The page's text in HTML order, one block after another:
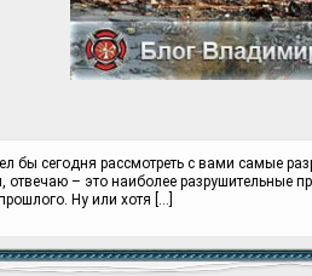
бы сегодня рассмотреть с вами самые
отвечаю – это наиболее разрушительные
Ну или хотя […]